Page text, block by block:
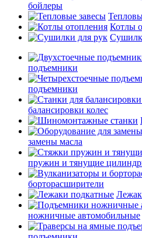
бойлеры
Котлы
подъемники
подъемники
балансировки колес
замены масла
пружин и тянущие
борторасширители
ножничные автомобильные